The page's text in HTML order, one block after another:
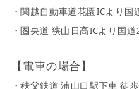
・関越自動車道花園ICより
・圏央道 狭山日高ICより国
【電車の場合】
・秩父鉄道 浦山口駅下車 徒